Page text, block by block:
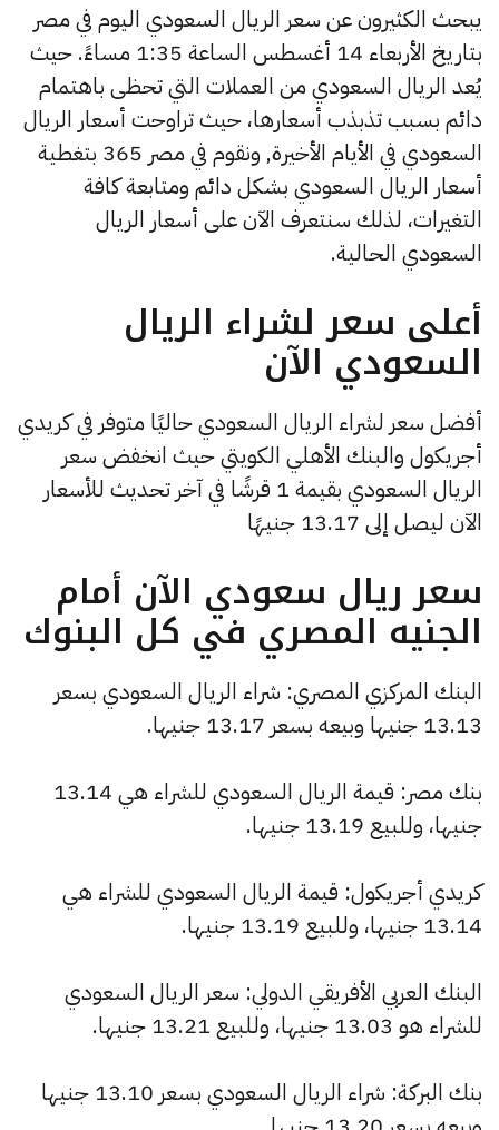
يبحث الكثيرون عن سعر الريال السعودي اليوم في مصر
بتاريخ الأربعاء 14 أغسطس الساعة 1:35 مساءً. حيث
يُعد الريال السعودي من العملات التي تحظى باهتمام
دائم بسبب تذبذب أسعارها، حيث تراوحت أسعار الريال
السعودي في الأيام الأخيرة, ونقوم في مصر 365 بتغطية
أسعار الريال السعودي بشكل دائم ومتابعة كافة
التغيرات، لذلك سنتعرف الآن على أسعار الريال
السعودي الحالية.
أعلى سعر لشراء الريال
السعودي الآن
أفضل سعر لشراء الريال السعودي حاليًا متوفر في كريدي
أجريكول والبنك الأهلي الكويتي حيث انخفض سعر
الريال السعودي بقيمة 1 قرشًا في آخر تحديث للأسعار
الآن ليصل إلى 13.17 جنيهًا
سعر ريال سعودي الآن أمام
الجنيه المصري في كل البنوك
البنك المركزي المصري: شراء الريال السعودي بسعر
13.13 جنيها وبيعه بسعر 13.17 جنيها.
بنك مصر: قيمة الريال السعودي للشراء هي 13.14
جنيها، وللبيع 13.19 جنيها.
كريدي أجريكول: قيمة الريال السعودي للشراء هي
13.14 جنيها، وللبيع 13.19 جنيها.
البنك العربي الأفريقي الدولي: سعر الريال السعودي
للشراء هو 13.03 جنيها، وللبيع 13.21 جنيها.
بنك البركة: شراء الريال السعودي بسعر 13.10 جنيها